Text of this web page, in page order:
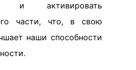
и активировать
части, что, в свою
наши способности